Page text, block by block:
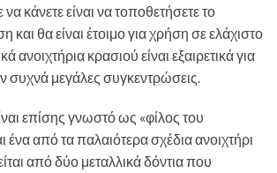
κάνετε είναι να τοποθετήσετε το
και θα είναι έτοιμο για χρήση σε ελάχιστο
ανοιχτήρια κρασιού είναι εξαιρετικά για
συχνά μεγάλες συγκεντρώσεις.
επίσης γνωστό ως «φίλος του
ένα από τα παλαιότερα σχέδια ανοιχτήρι
από δύο μεταλλικά δόντια που